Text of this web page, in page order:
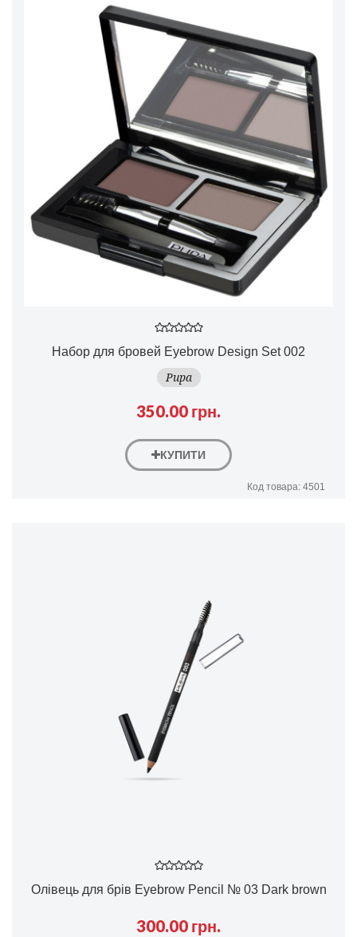
Набор для бровей Eyebrow Design Set 002
Pupa
350.00 грн.
КУПИТИ
Код товара: 4501
Олівець для брів Eyebrow Pencil № 03 Dark brown
300.00 грн.